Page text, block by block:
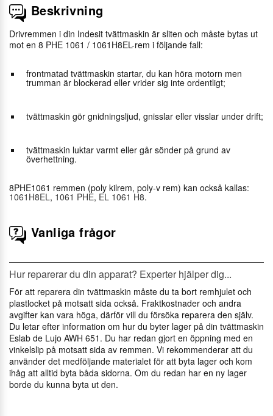
Beskrivning
Drivremmen i din Indesit tvättmaskin är sliten och måste bytas ut
mot en 8 PHE 1061 / 1061H8EL-rem i följande fall:
frontmatad tvättmaskin startar, du kan höra motorn men
trumman är blockerad eller vrider sig inte ordentligt;
tvättmaskin gör gnidningsljud, gnisslar eller visslar under drift;
tvättmaskin luktar varmt eller går sönder på grund av
överhettning.
8PHE1061 remmen (poly kilrem, poly-v rem) kan också kallas:
1061H8EL, 1061 PHE, EL 1061 H8.
Vanliga frågor
Hur reparerar du din apparat? Experter hjälper dig...
För att reparera din tvättmaskin måste du ta bort remhjulet och
plastlocket på motsatt sida också. Fraktkostnader och andra
avgifter kan vara höga, därför vill du försöka reparera den själv.
Du letar efter information om hur du byter lager på din tvättmaskin
Eslab de Lujo AWH 651. Du har redan gjort en öppning med en
vinkelslip på motsatt sida av remmen. Vi rekommenderar att du
använder det medföljande materialet för att byta lager och kom
ihåg att alltid byta båda sidorna. Om du redan har en ny lager
borde du kunna byta ut den.